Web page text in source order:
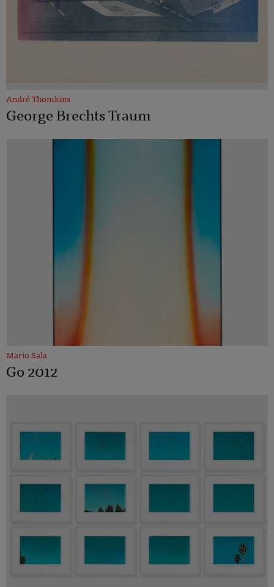
André Thomkins
George Brechts Traum
Mario Sala
Go 2012